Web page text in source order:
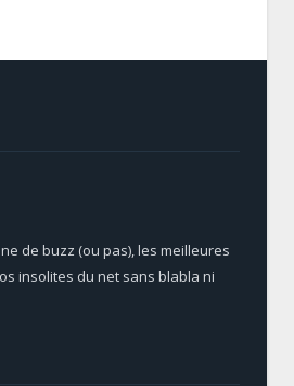
de buzz (ou pas), les meilleures
insolites du net sans blabla ni